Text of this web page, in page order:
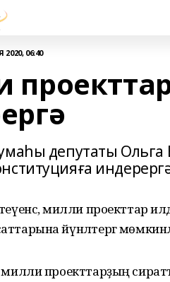
06:40
депутаты Ольга
милли проекттар
йүнәлтергә
милли проекттарҙың